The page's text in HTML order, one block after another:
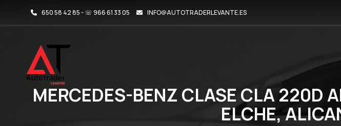
650 58 42 85 - ☏ 966 61 33 05 INFO@AUTOTRADERLEVANTE.ES
MERCEDES-BENZ CLASE CLA 220D
ELCHE,